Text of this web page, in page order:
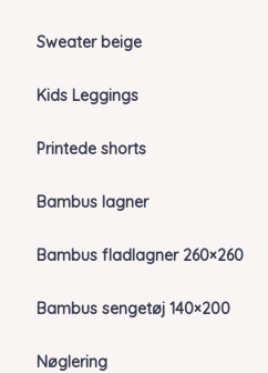
Sweater beige
Kids Leggings
Printede shorts
Bambus lagner
Bambus fladlagner 260×260
Bambus sengetøj 140×200
Nøglering